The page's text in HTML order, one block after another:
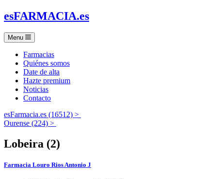
esFARMACIA.es
Menu
Farmacias
Quiénes somos
Date de alta
Hazte premium
Noticias
Contacto
esFarmacia.es (16512) >
Ourense (224) >
Lobeira (2)
Farmacia Louro Rios Antonio J